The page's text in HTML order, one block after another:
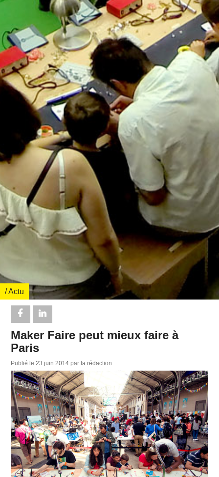
/ Actu
Maker Faire peut mieux faire à
Paris
Publié le 23 juin 2014parla rédaction